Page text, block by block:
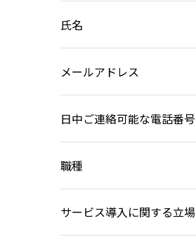
氏名
メールアドレス
日中ご連絡可能な電話番号
職種
サービス導入に関する立場